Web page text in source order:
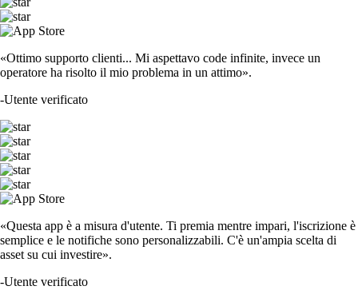
«Ottimo supporto clienti... Mi aspettavo code infinite, invece un
operatore ha risolto il mio problema in un attimo».
-Utente verificato
«Questa app è a misura d'utente. Ti premia mentre impari, l'iscrizione è
semplice e le notifiche sono personalizzabili. C'è un'ampia scelta di
asset su cui investire».
-Utente verificato